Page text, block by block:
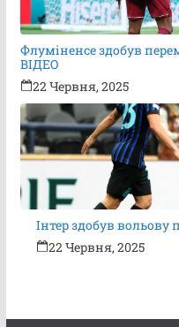
Флуміненсе здобув
ВІДЕО
22 Червня, 2025
Інтер здобув
22 Червня, 2025